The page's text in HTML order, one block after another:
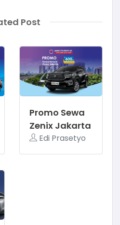
Post
Promo Sewa
Zenix Jakarta
Edi Prasetyo